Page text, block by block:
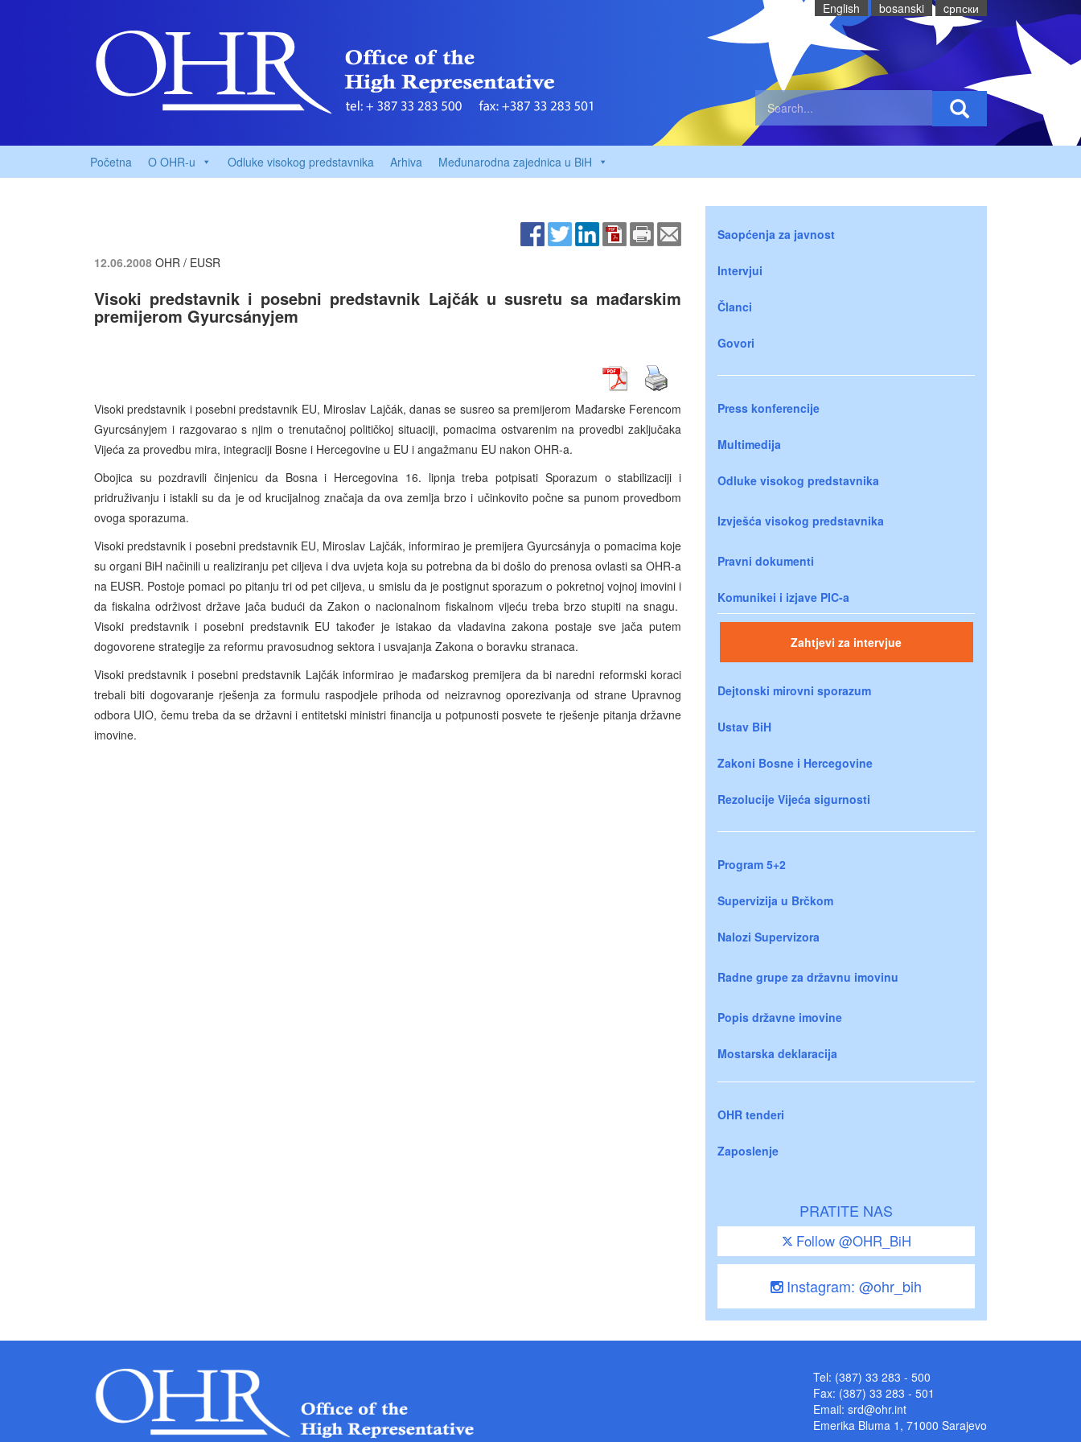
English bosanski cрпски
Početna O OHR-u Odluke visokog predstavnika Arhiva Međunarodna zajednica u BiH
12.06.2008 OHR / EUSR
Visoki predstavnik i posebni predstavnik Lajčák u susretu sa mađarskim
premijerom Gyurcsányjem
Visoki predstavnik i posebni predstavnik EU, Miroslav Lajčák, danas se susreo sa premijerom Mađarske Ferencom
Gyurcsányjem i razgovarao s njim o trenutačnoj političkoj situaciji, pomacima ostvarenim na provedbi zaključaka
Vijeća za provedbu mira, integraciji Bosne i Hercegovine u EU i angažmanu EU nakon OHR-a.
Obojica su pozdravili činjenicu da Bosna i Hercegovina 16. lipnja treba potpisati Sporazum o stabilizaciji i
pridruživanju i istakli su da je od krucijalnog značaja da ova zemlja brzo i učinkovito počne sa punom provedbom
ovoga sporazuma.
Visoki predstavnik i posebni predstavnik EU, Miroslav Lajčák, informirao je premijera Gyurcsányja o pomacima koje
su organi BiH načinili u realiziranju pet ciljeva i dva uvjeta koja su potrebna da bi došlo do prenosa ovlasti sa OHR-a
na EUSR. Postoje pomaci po pitanju tri od pet ciljeva, u smislu da je postignut sporazum o pokretnoj vojnoj imovini i
da fiskalna održivost države jača budući da Zakon o nacionalnom fiskalnom vijeću treba brzo stupiti na snagu.
Visoki predstavnik i posebni predstavnik EU također je istakao da vladavina zakona postaje sve jača putem
dogovorene strategije za reformu pravosudnog sektora i usvajanja Zakona o boravku stranaca.
Visoki predstavnik i posebni predstavnik Lajčák informirao je mađarskog premijera da bi naredni reformski koraci
trebali biti dogovaranje rješenja za formulu raspodjele prihoda od neizravnog oporezivanja od strane Upravnog
odbora UIO, čemu treba da se državni i entitetski ministri financija u potpunosti posvete te rješenje pitanja državne
imovine.
Saopćenja za javnost
Intervjui
Članci
Govori
Press konferencije
Multimedija
Odluke visokog predstavnika
Izvješća visokog predstavnika
Pravni dokumenti
Komunikei i izjave PIC-a
Zahtjevi za intervjue
Dejtonski mirovni sporazum
Ustav BiH
Zakoni Bosne i Hercegovine
Rezolucije Vijeća sigurnosti
Program 5+2
Supervizija u Brčkom
Nalozi Supervizora
Radne grupe za državnu imovinu
Popis državne imovine
Mostarska deklaracija
OHR tenderi
Zaposlenje
PRATITE NAS
Follow @OHR_BiH
Instagram: @ohr_bih
Tel: (387) 33 283 - 500
Fax: (387) 33 283 - 501
Email: srd@ohr.int
Emerika Bluma 1, 71000 Sarajevo